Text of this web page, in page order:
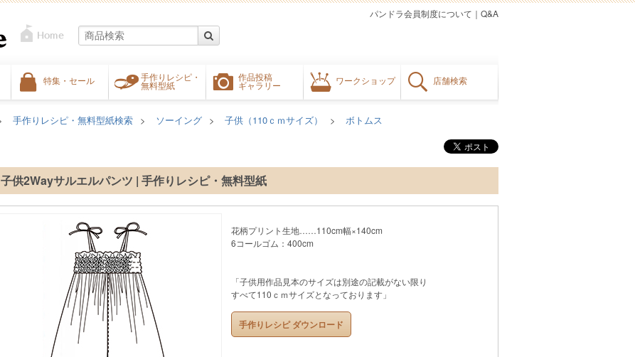
特集・セール
手作りレシピ・
無料型紙
作品投稿
ギャラリー
ワークショップ 店舗検索
Q&A
｜
パンドラ会員制度について
手作りレシピ・無料型紙検索 ソーイング 子供（110ｃｍサイズ）
ボトムス
子供2Wayサルエルパンツ | 手作りレシピ・無料型紙
花柄プリント生地……110cm幅×140cm
6コールゴム：400cm
「子供用作品見本のサイズは別途の記載がない限り
すべて110ｃｍサイズとなっております」
手作りレシピ ダウンロード